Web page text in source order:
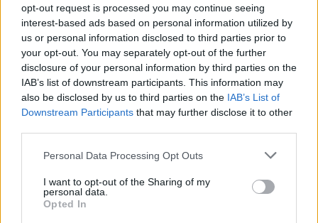
opt-out request is processed you may continue seeing
interest-based ads based on personal information utilized by
us or personal information disclosed to third parties prior to
your opt-out. You may separately opt-out of the further
disclosure of your personal information by third parties on the
IAB’s list of downstream participants. This information may
also be disclosed by us to third parties on the IAB’s List of
Downstream Participants that may further disclose it to other
Personal Data Processing Opt Outs
I want to opt-out of the Sharing of my
personal data.
Opted In
Το Netflix κατέχει τα διεθνή δικαιώματα διανομής.
Πηγή: ΑΠΕ-ΜΠΕ